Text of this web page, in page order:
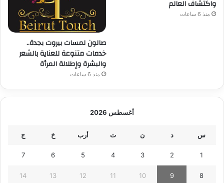
واكتشاف العالم
منذ 6 ساعات
صالون لمسات بيروت بجدة..
خدمات متنوعة للعناية بالشعر
والبشرة وإطلالة المرأة
منذ 6 ساعات
أغسطس 2026
س د ن ث أرب خ ج
1
2
3
4
5
6
7
8
9
10
11
12
13
14